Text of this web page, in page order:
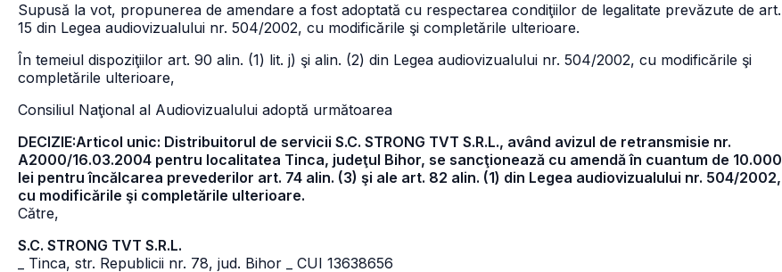
Supusă la vot, propunerea de amendare a fost adoptată cu respectarea condiţiilor de legalitate prevăzute de art.
15 din Legea audiovizualului nr. 504/2002, cu modificările şi completările ulterioare.
În temeiul dispoziţiilor art. 90 alin. (1) lit. j) şi alin. (2) din Legea audiovizualului nr. 504/2002, cu modificările şi
completările ulterioare,
Consiliul Naţional al Audiovizualului adoptă următoarea
DECIZIE:Articol unic: Distribuitorul de servicii S.C. STRONG TVT S.R.L., având avizul de retransmisie nr.
A2000/16.03.2004 pentru localitatea Tinca, judeţul Bihor, se sancţionează cu amendă în cuantum de 10.000
lei pentru încălcarea prevederilor art. 74 alin. (3) şi ale art. 82 alin. (1) din Legea audiovizualului nr. 504/2002,
cu modificările şi completările ulterioare.
Către,
S.C. STRONG TVT S.R.L.
_ Tinca, str. Republicii nr. 78, jud. Bihor
_ CUI 13638656